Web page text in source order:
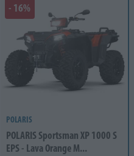
- 16%
POLARIS
POLARIS Sportsman XP 1000 S
EPS - Lava Orange M...